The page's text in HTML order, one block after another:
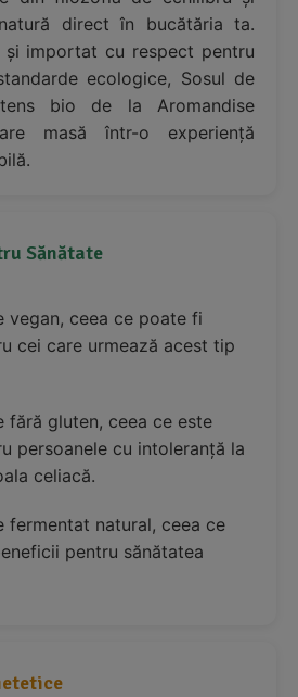
direct în bucătăria ta.
și importat cu respect pentru
ecologice, Sosul de
bio de la Aromandise
masă într-o experiență
Sănătate
vegan, ceea ce poate fi
cei care urmează acest tip
fără gluten, ceea ce este
persoanele cu intoleranță la
celiacă.
fermentat natural, ceea ce
pentru sănătatea